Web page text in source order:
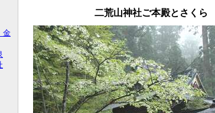
金
二荒山神社ご本殿とさくら